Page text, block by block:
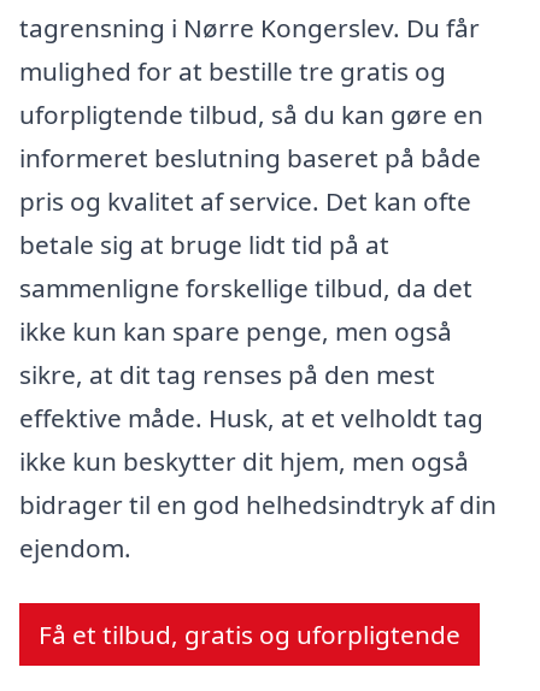
tagrensning i Nørre Kongerslev. Du får
mulighed for at bestille tre gratis og
uforpligtende tilbud, så du kan gøre en
informeret beslutning baseret på både
pris og kvalitet af service. Det kan ofte
betale sig at bruge lidt tid på at
sammenligne forskellige tilbud, da det
ikke kun kan spare penge, men også
sikre, at dit tag renses på den mest
effektive måde. Husk, at et velholdt tag
ikke kun beskytter dit hjem, men også
bidrager til en god helhedsindtryk af din
ejendom.
Få et tilbud, gratis og uforpligtende